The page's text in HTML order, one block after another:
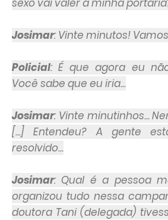
sexo vai valer a minha
Josimar: Vinte minutos!
Policial: É que agora eu
Você sabe que eu iria...
Josimar: Vinte minutinhos...
[...] Entendeu? A gente
resolvido...
Josimar: Qual é a pessoa
organizou tudo nessa
doutora Tani (delegada)